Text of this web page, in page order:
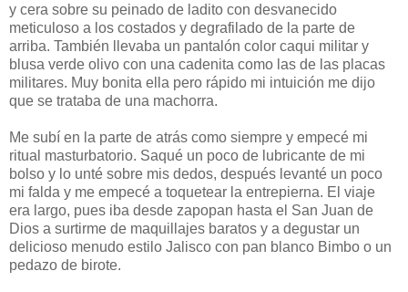
y cera sobre su peinado de ladito con desvanecido
meticuloso a los costados y degrafilado de la parte de
arriba. También llevaba un pantalón color caqui militar y
blusa verde olivo con una cadenita como las de las placas
militares. Muy bonita ella pero rápido mi intuición me dijo
que se trataba de una machorra.
Me subí en la parte de atrás como siempre y empecé mi
ritual masturbatorio. Saqué un poco de lubricante de mi
bolso y lo unté sobre mis dedos, después levanté un poco
mi falda y me empecé a toquetear la entrepierna. El viaje
era largo, pues iba desde zapopan hasta el San Juan de
Dios a surtirme de maquillajes baratos y a degustar un
delicioso menudo estilo Jalisco con pan blanco Bimbo o un
pedazo de birote.